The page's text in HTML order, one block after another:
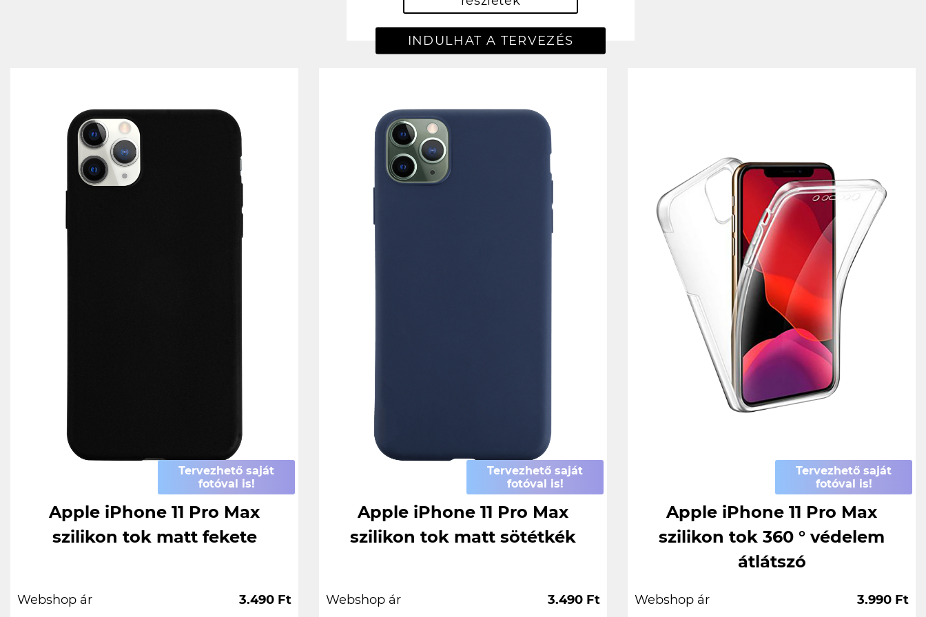
INDULHAT A TERVEZÉS
Tervezhető saját
fotóval is!
Apple iPhone 11 Pro Max
szilikon tok matt fekete
Webshop ár
3.490 Ft
Tervezhető saját
fotóval is!
Apple iPhone 11 Pro Max
szilikon tok matt sötétkék
Webshop ár
3.490 Ft
Tervezhető saját
fotóval is!
Apple iPhone 11 Pro Max
szilikon tok 360 ° védelem
átlátszó
Webshop ár
3.990 Ft